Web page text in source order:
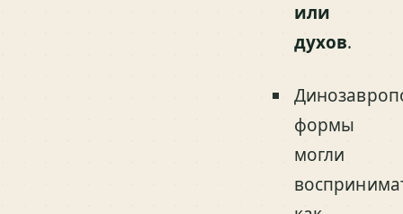
или
духов.
формы
могли